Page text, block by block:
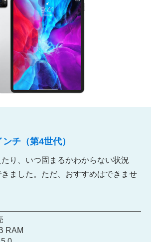
チ（第4世代）
り、いつ固まるかわからない状況
ました。ただ、おすすめはできませ
RAM